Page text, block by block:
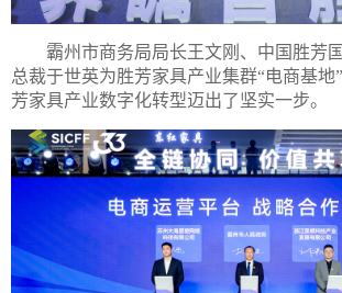
霸州市商务局局长王文刚、中国胜芳
总裁于世英为胜芳家具产业集群“电商基地
芳家具产业数字化转型迈出了坚实一步。